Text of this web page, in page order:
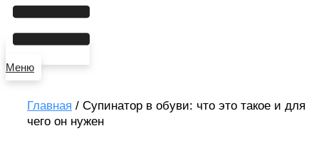
Меню
Главная / Супинатор в обуви: что это такое и для
чего он нужен